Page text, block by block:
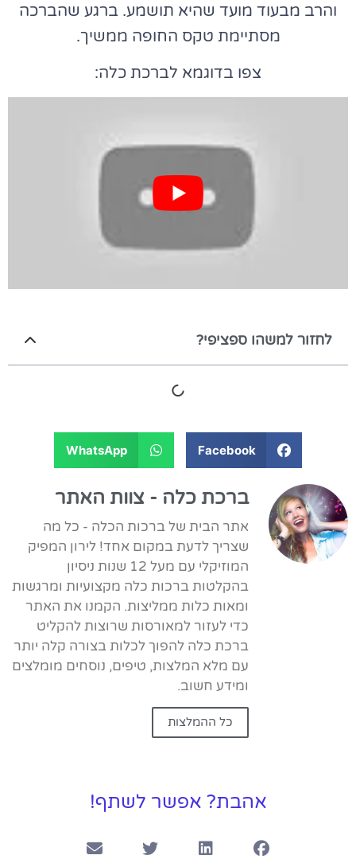
והרב מבעוד מועד שהיא תושמע. ברגע שהברכה
מסתיימת טקס החופה ממשיך.
צפו בדוגמא לברכת כלה:
לחזור למשהו ספציפי?
Facebook
WhatsApp
ברכת כלה - צוות האתר
אתר הבית של ברכות הכלה - כל מה
שצריך לדעת במקום אחד! לירון המפיק
המוזיקלי עם מעל 12 שנות ניסיון
בהקלטות ברכות כלה מקצועיות ומרגשות
ומאות כלות ממליצות. הקמנו את האתר
כדי לעזור למאורסות שרוצות להקליט
ברכת כלה להפוך לכלות בצורה קלה יותר
עם מלא המלצות, טיפים, נוסחים מומלצים
ומידע חשוב.
כל ההמלצות
אהבת? אפשר לשתף!